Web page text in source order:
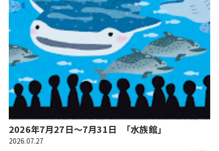
2026年7月27日～7月31日 「水族館」
2026.07.27